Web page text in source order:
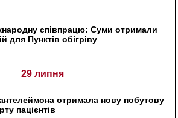
співпрацю: Суми отримали
для Пунктів обігріву
29 липня
отримала нову побутову
пацієнтів